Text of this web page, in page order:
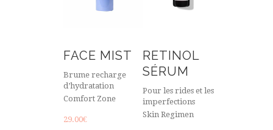
FACE MIST
Brume recharge
d’hydratation
Comfort Zone
29.00€
RETINOL
SÉRUM
Pour les rides et les
imperfections
Skin Regimen